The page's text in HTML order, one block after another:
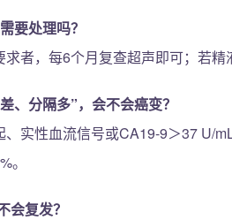
要处理吗？
者，每6个月复查超声即可；若
、分隔多”，会不会癌变？
、实性血流信号或CA19-9＞37 U/
。
会复发？